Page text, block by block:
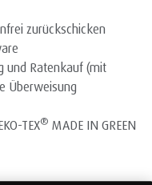
zurückschicken
und Ratenkauf (mit
Überweisung
TEX® MADE IN GREEN